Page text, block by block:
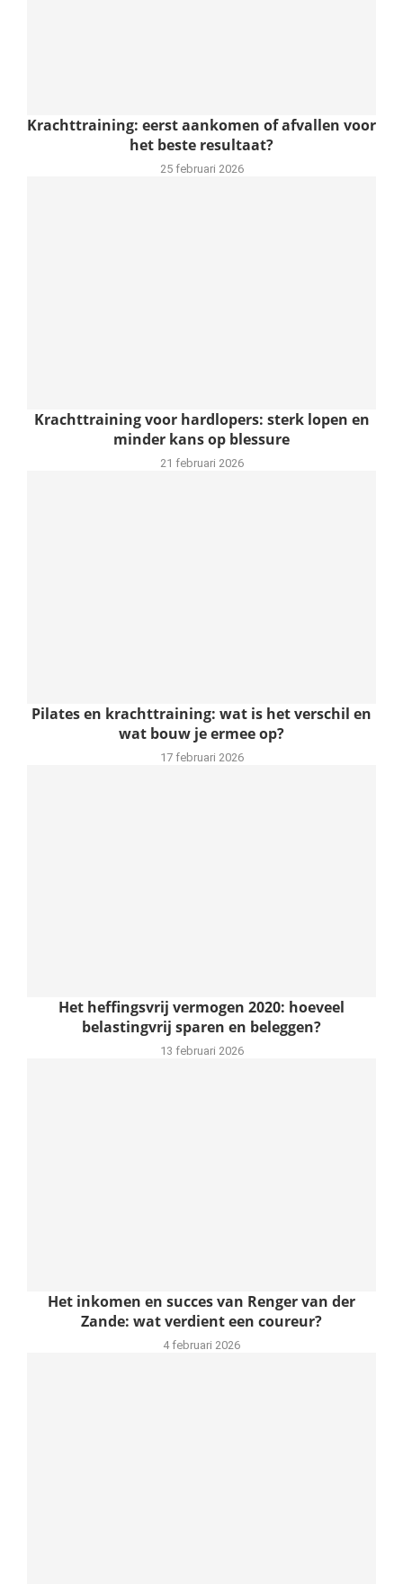
Krachttraining: eerst aankomen of afvallen voor
het beste resultaat?
25 februari 2026
Krachttraining voor hardlopers: sterk lopen en
minder kans op blessure
21 februari 2026
Pilates en krachttraining: wat is het verschil en
wat bouw je ermee op?
17 februari 2026
Het heffingsvrij vermogen 2020: hoeveel
belastingvrij sparen en beleggen?
13 februari 2026
Het inkomen en succes van Renger van der
Zande: wat verdient een coureur?
4 februari 2026